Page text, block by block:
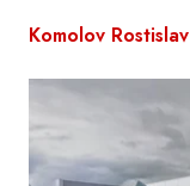
Komolov Rostislav